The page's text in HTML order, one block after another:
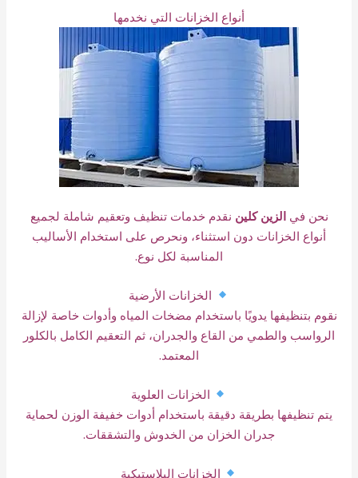
أنواع الخزانات التي نخدمها
نحن فيالزين كلين نقدم خدمات تنظيف وتعقيم شاملة لجميع
أنواع الخزانات دون استثناء، ونحرص على استخدام الأساليب
المناسبة لكل نوع.
الخزانات الأرضية
نقوم بتنظيفها يدويًا باستخدام مضخات المياه وأدوات خاصة لإزالة
الرواسب والطمي من القاع والجدران، ثم التعقيم الكامل بالكلور
المعتمد.
الخزانات العلوية
يتم تنظيفها بطريقة دقيقة باستخدام أدوات خفيفة الوزن لحماية
جدران الخزان من الخدوش والتشققات.
الخزانات البلاستيكية